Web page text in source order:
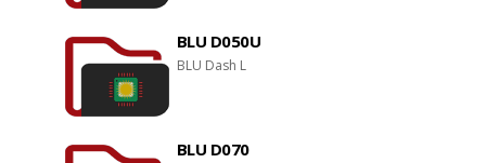
BLU D050U
BLU Dash L
BLU D070